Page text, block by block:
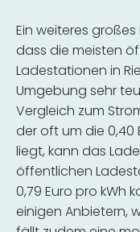
Ein weiteres großes
dass die meisten
Ladestationen in
Umgebung sehr
Vergleich zum
der oft um die 0,40
liegt, kann das
öffentlichen
0,79 Euro pro kWh
einigen Anbietern,